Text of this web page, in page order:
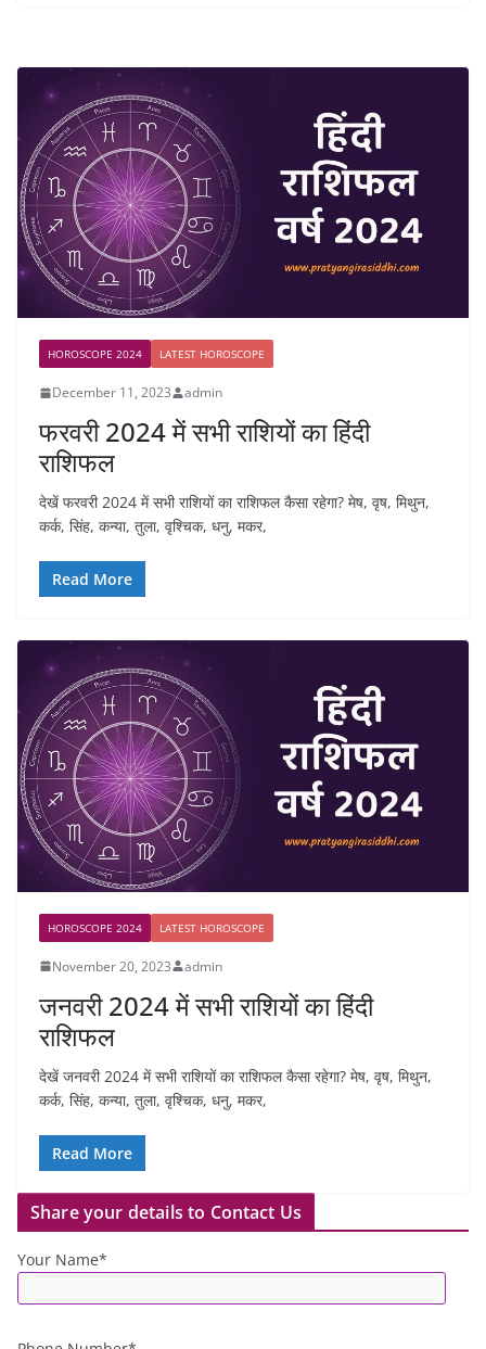
HOROSCOPE 2024 LATEST HOROSCOPE
December 11, 2023 admin
फरवरी 2024 में सभी राशियों का हिंदी
राशिफल
देखें फरवरी 2024 में सभी राशियों का राशिफल कैसा रहेगा? मेष, वृष, मिथुन,
कर्क, सिंह, कन्या, तुला, वृश्चिक, धनु, मकर,
Read More
HOROSCOPE 2024 LATEST HOROSCOPE
November 20, 2023 admin
जनवरी 2024 में सभी राशियों का हिंदी
राशिफल
देखें जनवरी 2024 में सभी राशियों का राशिफल कैसा रहेगा? मेष, वृष, मिथुन,
कर्क, सिंह, कन्या, तुला, वृश्चिक, धनु, मकर,
Read More
Share your details to Contact Us
Your Name*